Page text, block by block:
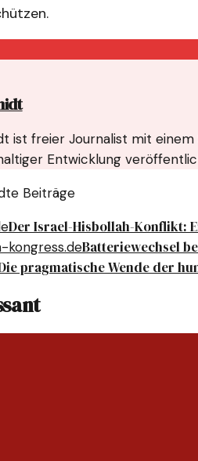
ist freier Journalist mit
Entwicklung
Beiträge
Der Israel-Hisbollah-Konflikt:
Batteriewechsel
pragmatische Wende der